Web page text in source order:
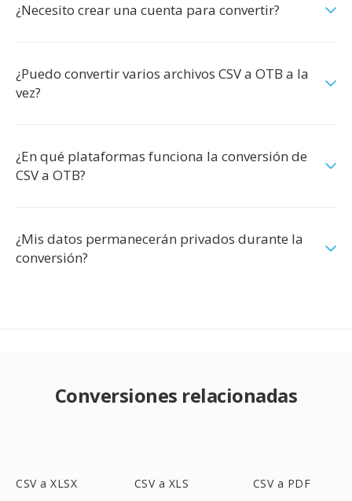
¿Necesito crear una cuenta para convertir?
¿Puedo convertir varios archivos CSV a OTB a la
vez?
¿En qué plataformas funciona la conversión de
CSV a OTB?
¿Mis datos permanecerán privados durante la
conversión?
Conversiones relacionadas
CSV a XLSX CSV a XLS CSV a PDF